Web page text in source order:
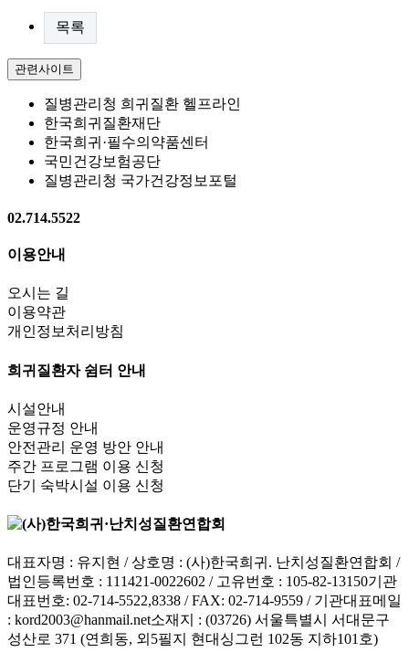
목록
관련사이트
질병관리청 희귀질환 헬프라인
한국희귀질환재단
한국희귀·필수의약품센터
국민건강보험공단
질병관리청 국가건강정보포털
02.714.5522
이용안내
오시는 길
이용약관
개인정보처리방침
희귀질환자 쉼터 안내
시설안내
운영규정 안내
안전관리 운영 방안 안내
주간 프로그램 이용 신청
단기 숙박시설 이용 신청
대표자명 : 유지현 / 상호명 : (사)한국희귀. 난치성질환연합회 /
법인등록번호 : 111421-0022602 / 고유번호 : 105-82-13150기관
대표번호: 02-714-5522,8338 / FAX: 02-714-9559 / 기관대표메일
: kord2003@hanmail.net소재지 : (03726) 서울특별시 서대문구
성산로 371 (연희동, 외5필지 현대싱그런 102동 지하101호)